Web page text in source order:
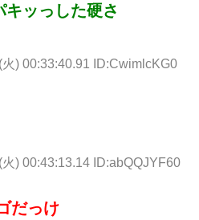
ッっした硬さ
) 00:33:40.91 ID:CwimlcKG0
) 00:43:13.14 ID:abQQJYF60
だっけ